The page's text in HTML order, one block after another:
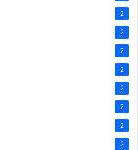
2
2
2
2
2
2
2
2